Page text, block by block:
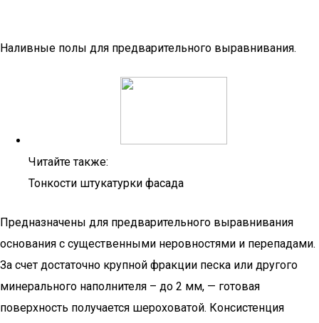
Наливные полы для предварительного выравнивания.
Читайте также:
Тонкости штукатурки фасада
Предназначены для предварительного выравнивания
основания с существенными неровностями и перепадами.
За счет достаточно крупной фракции песка или другого
минерального наполнителя – до 2 мм, — готовая
поверхность получается шероховатой. Консистенция